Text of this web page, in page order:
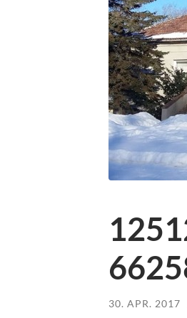
30. APR. 2017